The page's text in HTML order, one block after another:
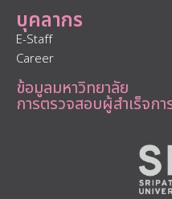
บุคลากร
E-Staff
Career
ข้อมูลมหาวิทยาลัย
การตรวจสอบผู้สำเร็จก